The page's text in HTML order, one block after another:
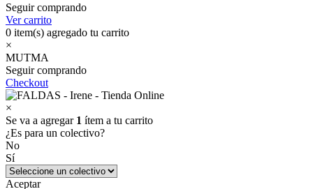
Seguir comprando
Ver carrito
0 item(s) agregado tu carrito
×
MUTMA
Seguir comprando
Checkout
×
Se va a agregar 1 ítem a tu carrito
¿Es para un colectivo?
No
Sí
Aceptar